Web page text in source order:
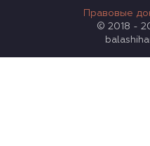
Правовые
© 2018 -